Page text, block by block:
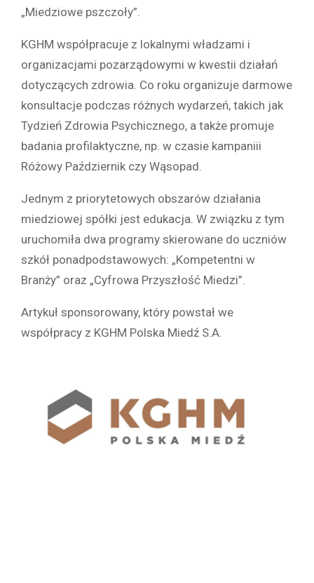
„Miedziowe pszczoły”.
KGHM współpracuje z lokalnymi władzami i
organizacjami pozarządowymi w kwestii działań
dotyczących zdrowia. Co roku organizuje darmowe
konsultacje podczas różnych wydarzeń, takich jak
Tydzień Zdrowia Psychicznego, a także promuje
badania profilaktyczne, np. w czasie kampaniii
Różowy Październik czy Wąsopad.
Jednym z priorytetowych obszarów działania
miedziowej spółki jest edukacja. W związku z tym
uruchomiła dwa programy skierowane do uczniów
szkół ponadpodstawowych: „Kompetentni w
Branży” oraz „Cyfrowa Przyszłość Miedzi”.
Artykuł sponsorowany, który powstał we
współpracy z KGHM Polska Miedź S.A.